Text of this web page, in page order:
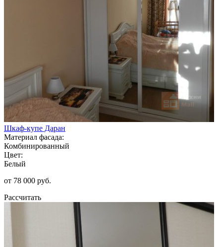
Шкаф-купе Даран
Материал фасада:
Комбинированный
Цвет:
Белый
от 78 000 руб.
Рассчитать